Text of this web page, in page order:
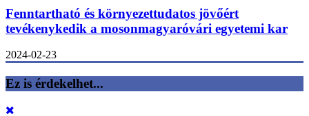
Fenntartható és környezettudatos jövőért
tevékenykedik a mosonmagyaróvári egyetemi kar
2024-02-23
Ez is érdekelhet...